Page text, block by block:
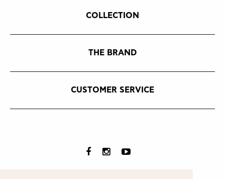
COLLECTION
THE BRAND
CUSTOMER SERVICE